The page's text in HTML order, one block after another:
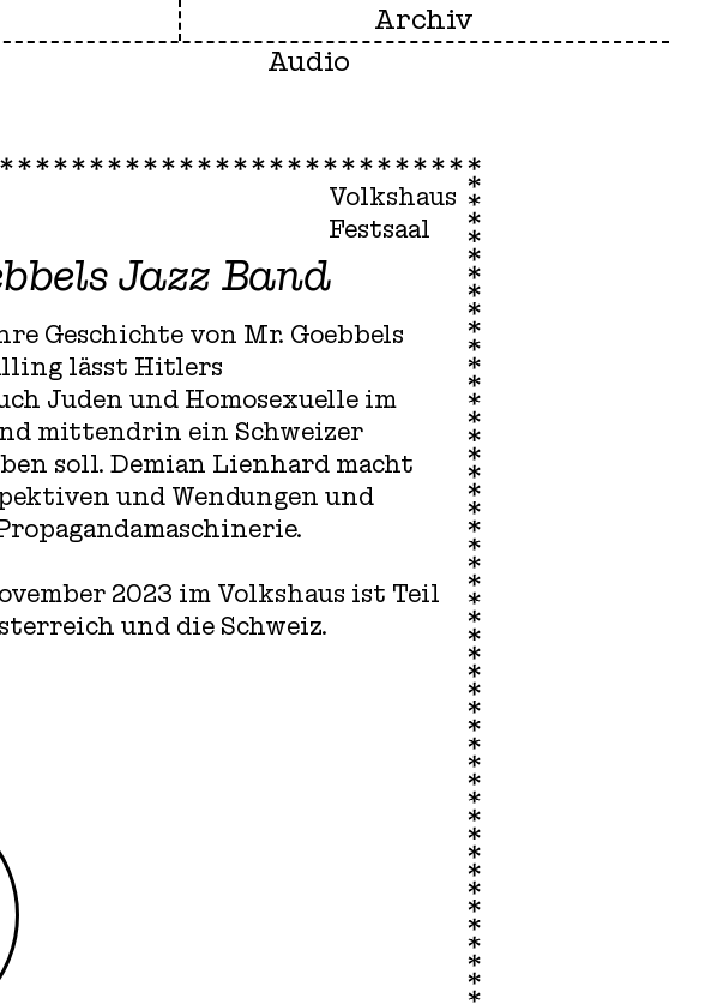
Archiv
Audio
Volkshaus
Festsaal
Jazz Band
Geschichte von Mr. Goebbels
lässt Hitlers
Juden und Homosexuelle im
mittendrin ein Schweizer
soll. Demian Lienhard macht
und Wendungen und
2023 im Volkshaus ist Teil
und die Schweiz.